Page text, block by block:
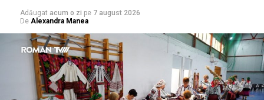
Într-un anunț pe pagina oficială, Primăria Municipiului
Roman a precizat că se închid bazinele, însă a invocat
drept motive „condițiile meteorologice nefavorabile
prognozate pentru acest sfârșit de săptămână”, „efectele
Adăugat acum o zi pe 7 august 2026
De Alexandra Manea